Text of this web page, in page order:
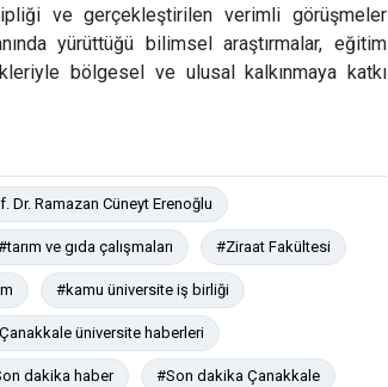
ve gerçekleştirilen verimli görüşmeler
yürüttüğü bilimsel araştırmalar, eğitim
bölgesel ve ulusal kalkınmaya katkı
Dr. Ramazan Cüneyt Erenoğlu
ve gıda çalışmaları #Ziraat Fakültesi
#kamu üniversite iş birliği
üniversite haberleri
dakika haber #Son dakika Çanakkale